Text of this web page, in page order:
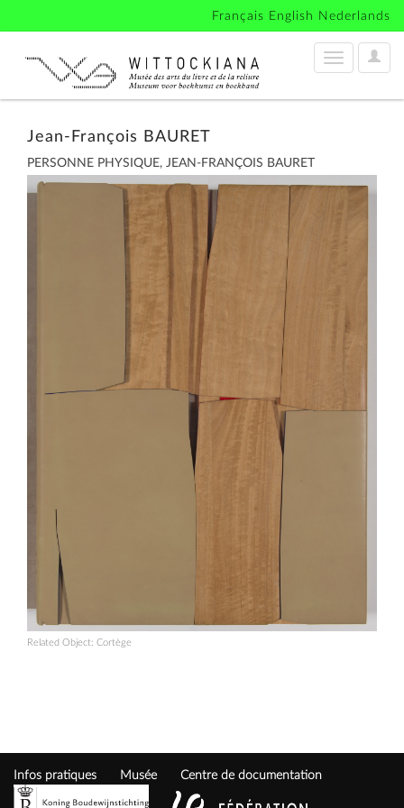
Français English Nederlands
User
Toggle
navigation
Jean-François BAURET
PERSONNE PHYSIQUE, JEAN-FRANÇOIS BAURET
Related Object: Cortège
Infos pratiques Musée Centre de documentation